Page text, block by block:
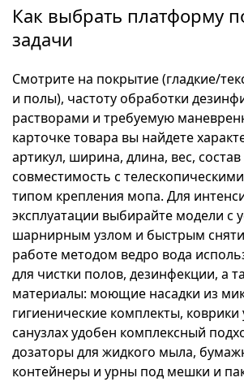
Как выбрать платформу
задачи
Смотрите на покрытие (гладкие/
и полы), частоту обработки
растворами и требуемую
карточке товара вы найдете
артикул, ширина, длина, вес,
совместимость с
типом крепления мопа. Для
эксплуатации выбирайте модели с
шарнирным узлом и быстрым
работе методом ведро вода
для чистки полов, дезинфекции, а
материалы: моющие насадки из
гигиенические комплекты, коврики
санузлах удобен комплексный
дозаторы для жидкого мыла,
контейнеры и урны под мешки и